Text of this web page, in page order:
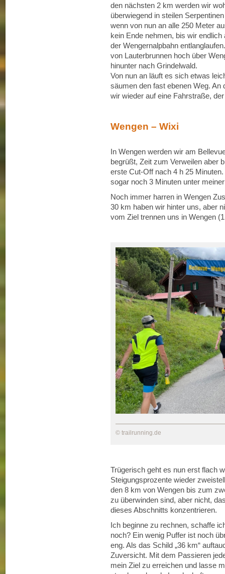
den nächsten 2 km werden wir
überwiegend in steilen
wenn von nun an alle 250 Meter
kein Ende nehmen, bis wir
der Wengernalpbahn
von Lauterbrunnen hoch über
hinunter nach Grindelwald.
Von nun an läuft es sich etwas
säumen den fast ebenen Weg.
wir wieder auf eine Fahrstraße,
Wengen – Wixi
In Wengen werden wir am
begrüßt, Zeit zum Verweilen aber
erste Cut-Off nach 4 h 25
sogar noch 3 Minuten unter
Noch immer harren in Wengen
30 km haben wir hinter uns, aber
vom Ziel trennen uns in Wengen
© trailrunning.de
Trügerisch geht es nun erst flach
Steigungsprozente wieder
den 8 km von Wengen bis zum
zu überwinden sind, aber nicht,
dieses Abschnitts konzentrieren.
Ich beginne zu rechnen, schaffe
noch? Ein wenig Puffer ist noch
eng. Als das Schild „36 km“
Zuversicht. Mit dem Passieren
mein Ziel zu erreichen und lasse